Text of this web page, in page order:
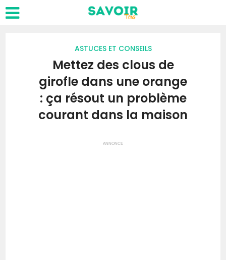
ASTUCES ET CONSEILS
Mettez des clous de
girofle dans une orange
: ça résout un problème
courant dans la maison
ANNONCE